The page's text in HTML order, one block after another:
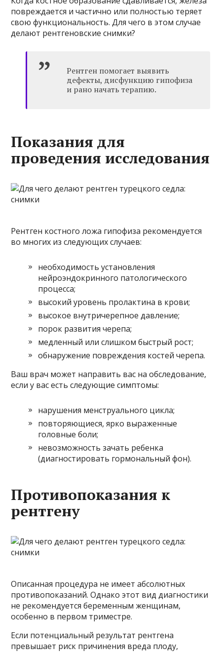
повреждается и частично или полностью теряет
свою функциональность. Для чего в этом случае
делают рентгеновские снимки?
Рентген помогает выявить
дефекты, дисфункцию гипофиза
и рано начать терапию.
Показания для
проведения исследования
Рентген костного ложа гипофиза рекомендуется
во многих из следующих случаев:
необходимость установления
нейроэндокринного патологического
процесса;
высокий уровень пролактина в крови;
высокое внутричерепное давление;
порок развития черепа;
медленный или слишком быстрый рост;
обнаружение повреждения костей черепа.
Ваш врач может направить вас на обследование,
если у вас есть следующие симптомы:
нарушения менструального цикла;
повторяющиеся, ярко выраженные
головные боли;
невозможность зачать ребенка
(диагностировать гормональный фон).
Противопоказания к
рентгену
Описанная процедура не имеет абсолютных
противопоказаний. Однако этот вид диагностики
не рекомендуется беременным женщинам,
особенно в первом триместре.
Если потенциальный результат рентгена
превышает риск причинения вреда плоду,